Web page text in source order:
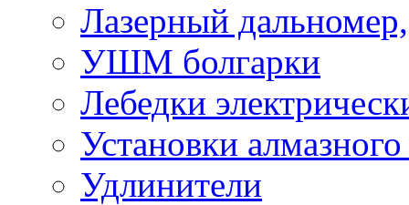
Лазерный дальномер,
УШМ болгарки
Лебедки
Установки
Удлинители